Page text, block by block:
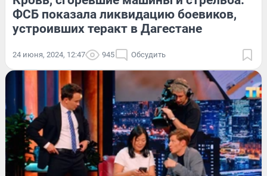
ФСБ показала ликвидацию боевиков,
устроивших теракт в Дагестане
24 июня, 2024, 12:47 945 Обсудить